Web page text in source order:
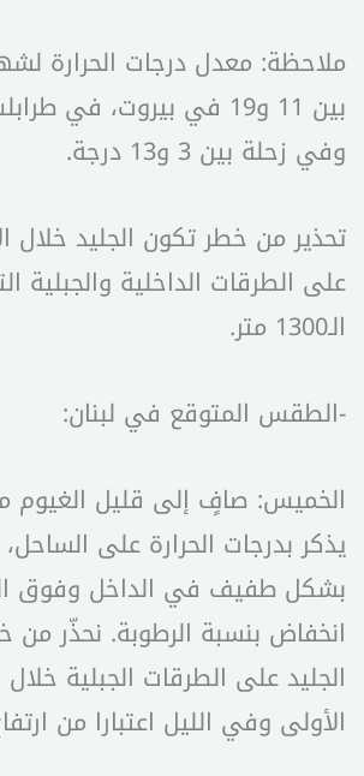
ملاحظة: معدل درجات الحرارة
وفي زحلة بين 3 و13 درجة.
تحذير من خطر تكون الجليد خلال
على الطرقات الداخلية والجبلية
الـ1300 متر.
-الطقس المتوقع في لبنان:
الخميس: صافٍ إلى قليل الغيوم
يذكر بدرجات الحرارة على الساحل،
بشكل طفيف في الداخل وفوق
انخفاض بنسبة الرطوبة. نحذّر من
الجليد على الطرقات الجبلية
الأولى وفي الليل اعتبارا من ارتفاع 1300